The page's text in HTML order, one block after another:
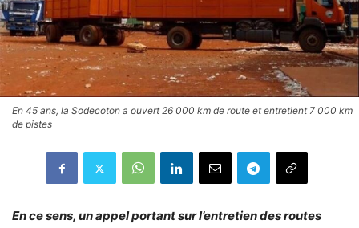
En 45 ans, la Sodecoton a ouvert 26 000 km de route et entretient 7 000 km
de pistes
En ce sens, un appel portant sur l’entretien des routes